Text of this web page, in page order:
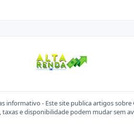
informativo - Este site publica artigos
taxas e disponibilidade podem mudar sem